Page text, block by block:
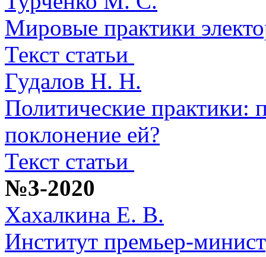
Мировые практики
Текст статьи
Гудалов Н. Н.
Политические практики:
поклонение ей?
Текст статьи
№3-2020
Хахалкина Е. В.
Институт премьер-